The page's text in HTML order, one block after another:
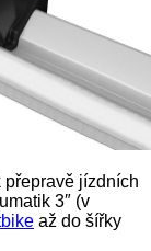
přepravě jízdních
3″ (v
až do šířky